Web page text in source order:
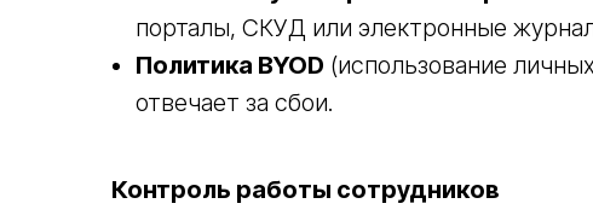
порталы, СКУД или электронные
Политика BYOD (использование
отвечает за сбои.
Контроль работы сотрудников